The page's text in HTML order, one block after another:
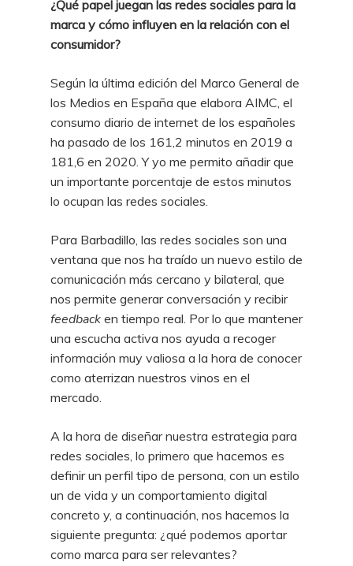
¿Qué papel juegan las redes sociales para la
marca y cómo influyen en la relación con el
consumidor?
Según la última edición del Marco General de
los Medios en España que elabora AIMC, el
consumo diario de internet de los españoles
ha pasado de los 161,2 minutos en 2019 a
181,6 en 2020. Y yo me permito añadir que
un importante porcentaje de estos minutos
lo ocupan las redes sociales.
Para Barbadillo, las redes sociales son una
ventana que nos ha traído un nuevo estilo de
comunicación más cercano y bilateral, que
nos permite generar conversación y recibir
feedback en tiempo real. Por lo que mantener
una escucha activa nos ayuda a recoger
información muy valiosa a la hora de conocer
como aterrizan nuestros vinos en el
mercado.
A la hora de diseñar nuestra estrategia para
redes sociales, lo primero que hacemos es
definir un perfil tipo de persona, con un estilo
un de vida y un comportamiento digital
concreto y, a continuación, nos hacemos la
siguiente pregunta: ¿qué podemos aportar
como marca para ser relevantes?